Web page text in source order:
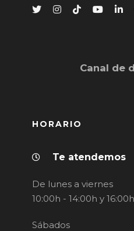
Canal de
HORARIO
Te atendemos
De lunes a viernes
10:00h - 14:00h y
Sábados